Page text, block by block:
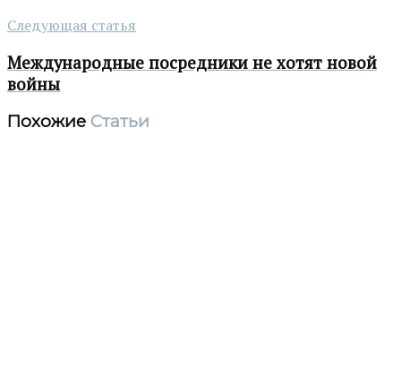
Следующая статья
Международные посредники не хотят новой
войны
Похожие Статьи